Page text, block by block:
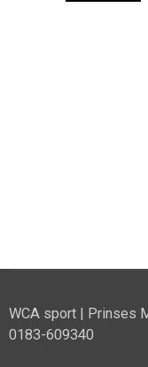
WCA sport | Prinses
0183-609340